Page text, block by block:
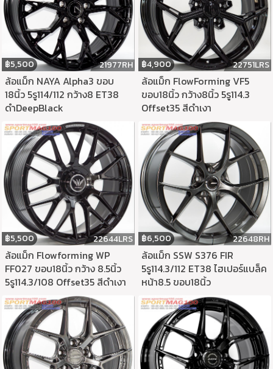
฿5,500 21977RH
ล้อแม็ก NAYA Alpha3 ขอบ
18นิ้ว 5รู114/112 กว้าง8 ET38
ดำDeepBlack
฿4,900 22751LRS
ล้อแม็ก FlowForming VF5
ขอบ18นิ้ว กว้าง8นิ้ว 5รู114.3
Offset35 สีดำเงา
฿5,500 22644LRS
ล้อแม็ก Flowforming WP
FF027 ขอบ18นิ้ว กว้าง 8.5นิ้ว
5รู114.3/108 Offset35 สีดำเงา
฿6,500 22648RH
ล้อแม็ก SSW S376 FIR
5รู114.3/112 ET38 ไฮเปอร์แบล็ค
หน้า8.5 ขอบ18นิ้ว